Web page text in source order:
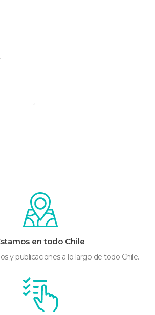
en todo Chile
y publicaciones a lo largo de todo Chile.